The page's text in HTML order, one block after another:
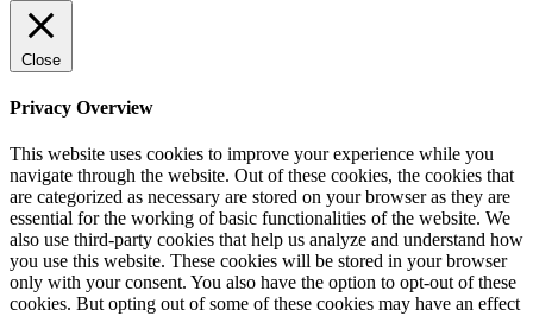
Close
Privacy Overview
This website uses cookies to improve your experience while you
navigate through the website. Out of these cookies, the cookies that
are categorized as necessary are stored on your browser as they are
essential for the working of basic functionalities of the website. We
also use third-party cookies that help us analyze and understand how
you use this website. These cookies will be stored in your browser
only with your consent. You also have the option to opt-out of these
cookies. But opting out of some of these cookies may have an effect